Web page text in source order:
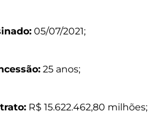
05/07/2021;
25 anos;
R$ 15.622.462,80 milhões;